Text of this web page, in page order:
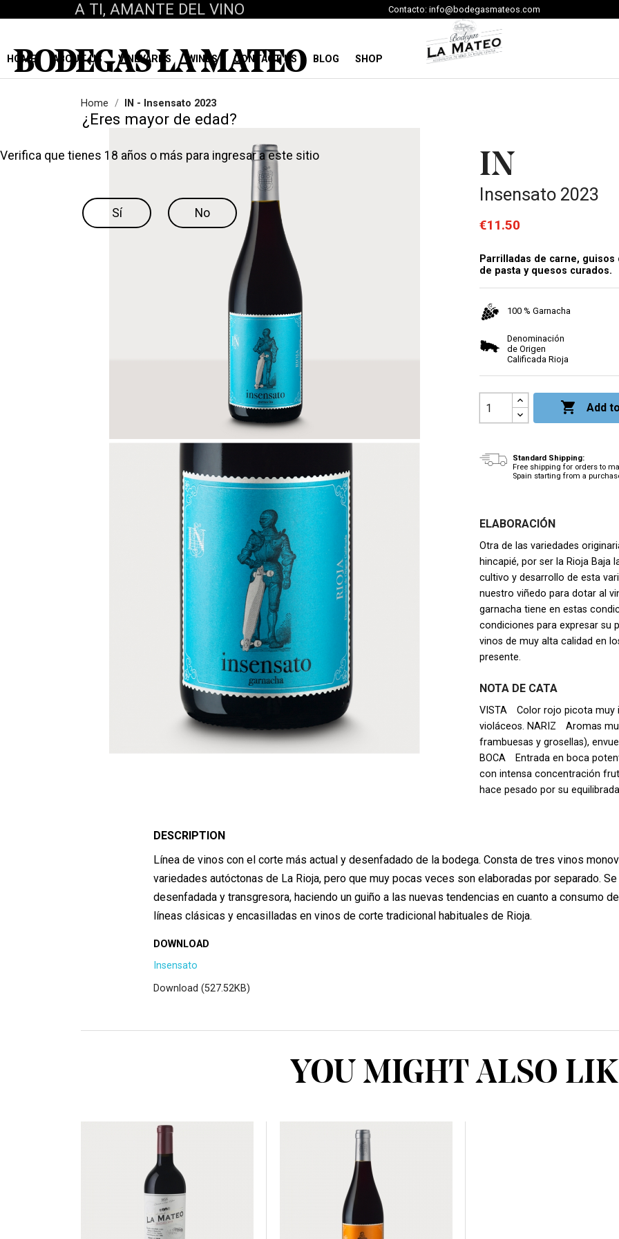
Contacto: info@bodegasmateos.com
HOME ABOUT US VINEYARDS WINES CONTACT US BLOG SHOP
Home IN - Insensato 2023
IN
Insensato 2023
€11.50
Parrilladas de carne,
de pasta y quesos curados.
100 % Garnacha
Denominación
de Origen
Calificada Rioja
 Add
Standard Shipping:
Free shipping for orders to
Spain starting from a
ELABORACIÓN
Otra de las variedades
hincapié, por ser la Rioja Baja
cultivo y desarrollo de esta
nuestro viñedo para dotar al
garnacha tiene en estas
condiciones para expresar su
vinos de muy alta calidad en
presente.
NOTA DE CATA
VISTA Color rojo picota muy
violáceos. NARIZ Aromas
frambuesas y grosellas),
BOCA Entrada en boca
con intensa concentración
hace pesado por su
DESCRIPTION
Línea de vinos con el corte más actual y desenfadado de la bodega. Consta de tres vinos
variedades autóctonas de La Rioja, pero que muy pocas veces son elaboradas por separado.
desenfadada y transgresora, haciendo un guiño a las nuevas tendencias en cuanto a consumo
líneas clásicas y encasilladas en vinos de corte tradicional habituales de Rioja.
DOWNLOAD
Insensato
Download (527.52KB)
YOU MIGHT ALSO
A TI, AMANTE DEL VINO
BODEGAS LA MATEO
¿Eres mayor de edad?
Verifica que tienes 18 años o más para ingresar a este sitio
Sí No